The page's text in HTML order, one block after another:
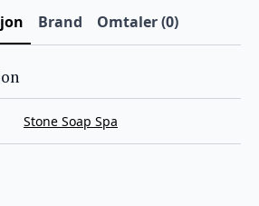
Brand Omtaler (0)
Stone Soap Spa